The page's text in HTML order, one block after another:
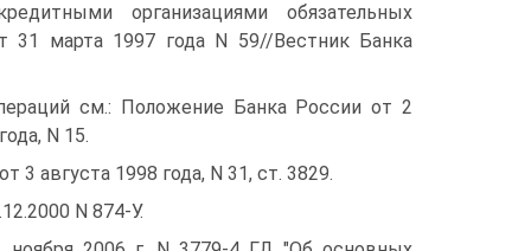
организациями обязательных
31 марта 1997 года N 59//Вестник Банка
см.: Положение Банка России от 2
N 15.
августа 1998 года, N 31, ст. 3829.
N 874-У.